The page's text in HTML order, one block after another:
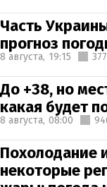
Часть
прогноз
8 августа, 19:15 377
До +38, но
какая будет
8 августа, 08:00
Похолодание
некоторые